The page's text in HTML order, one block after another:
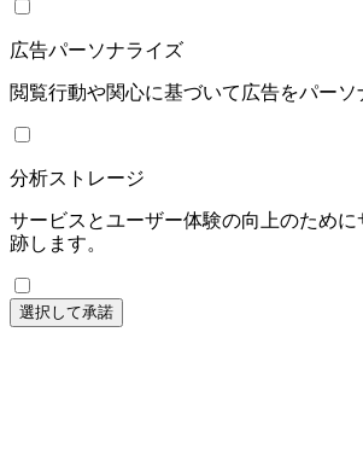
広告パーソナライズ
閲覧行動や関心に基づいて広告をパーソ
分析ストレージ
サービスとユーザー体験の向上のために
跡します。
選択して承諾